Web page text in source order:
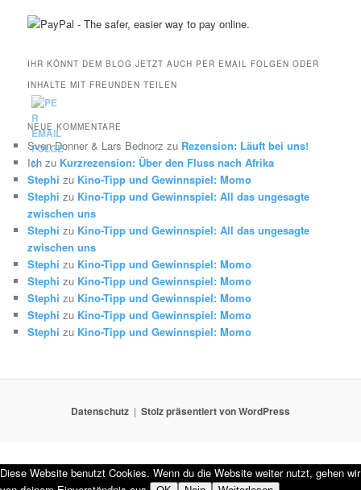
IHR KÖNNT DEM BLOG JETZT AUCH PER EMAIL FOLGEN ODER
INHALTE MIT FREUNDEN TEILEN
NEUE KOMMENTARE
Sven Donner & Lars Bednorz zu Rezension: Läuft bei uns!
Ich zu Kurzrezension: Über den Fluss nach Afrika
Stephi zu Kino-Tipp und Gewinnspiel: Momo
Stephi zu Kino-Tipp und Gewinnspiel: All das ungesagte
zwischen uns
Stephi zu Kino-Tipp und Gewinnspiel: All das ungesagte
zwischen uns
Stephi zu Kino-Tipp und Gewinnspiel: Momo
Stephi zu Kino-Tipp und Gewinnspiel: Momo
Stephi zu Kino-Tipp und Gewinnspiel: Momo
Stephi zu Kino-Tipp und Gewinnspiel: Momo
Stephi zu Kino-Tipp und Gewinnspiel: Momo
Datenschutz Stolz präsentiert von WordPress
Diese Website benutzt Cookies. Wenn du die Website weiter nutzt, gehen wir